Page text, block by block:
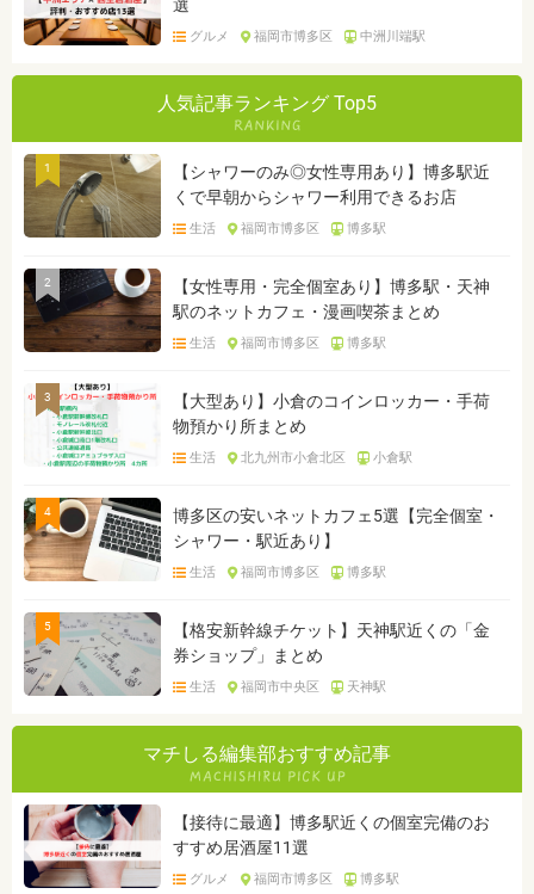
選
グルメ 福岡市博多区 中洲川端駅
人気記事ランキング Top5
1
【シャワーのみ◎女性専用あり】博多駅近
くで早朝からシャワー利用できるお店
生活 福岡市博多区 博多駅
2
【女性専用・完全個室あり】博多駅・天神
駅のネットカフェ・漫画喫茶まとめ
生活 福岡市博多区 博多駅
3
【大型あり】小倉のコインロッカー・手荷
物預かり所まとめ
生活 北九州市小倉北区 小倉駅
4
博多区の安いネットカフェ5選【完全個室・
シャワー・駅近あり】
生活 福岡市博多区 博多駅
5
【格安新幹線チケット】天神駅近くの「金
券ショップ」まとめ
生活 福岡市中央区 天神駅
マチしる編集部おすすめ記事
【接待に最適】博多駅近くの個室完備のお
すすめ居酒屋11選
グルメ 福岡市博多区 博多駅